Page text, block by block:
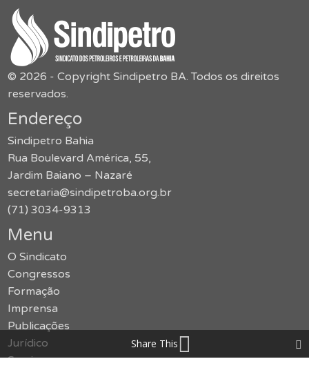
© 2026 - Copyright Sindipetro BA. Todos os direitos
reservados.
Endereço
Sindipetro Bahia
Rua Boulevard América, 55,
Jardim Baiano – Nazaré
secretaria@sindipetroba.org.br
(71) 3034-9313
Menu
O Sindicato
Congressos
Formação
Imprensa
Publicações
Jurídico
Serviços
Share This